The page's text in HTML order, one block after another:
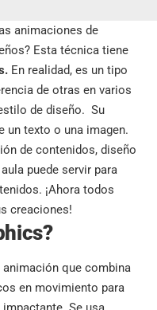
animaciones de
Esta técnica tiene
En realidad, es un tipo
de otras en varios
de diseño. Su
un texto o una imagen.
de contenidos, diseño
puede servir para
¡Ahora todos
creaciones!
que combina
en movimiento para